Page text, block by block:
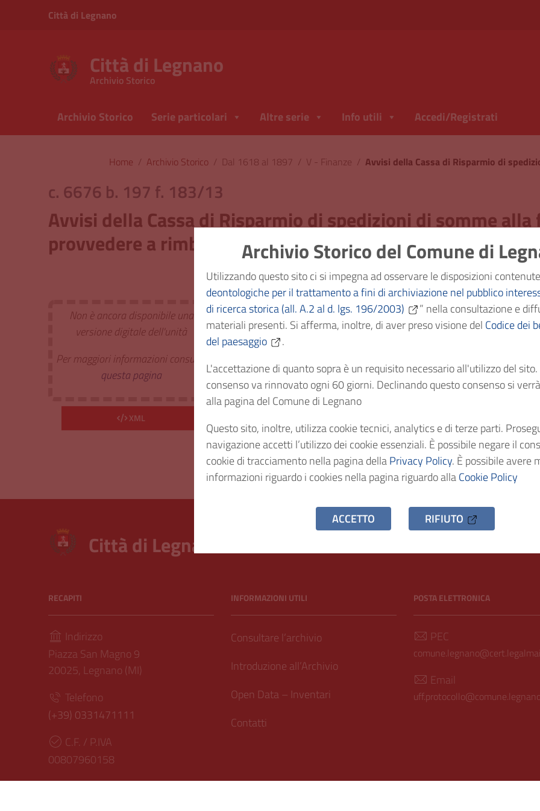
Archivio Storico del Comune di
Utilizzando questo sito ci si impegna ad osservare le disposizioni
deontologiche per il trattamento a fini di archiviazione nel pubblico
di ricerca storica (all. A.2 al d. lgs. 196/2003)
” nella consultazione e
materiali presenti. Si afferma, inoltre, di aver preso visione del Codice dei
del paesaggio
.
L'accettazione di quanto sopra è un requisito necessario all'utilizzo del
consenso va rinnovato ogni 60 giorni. Declinando questo consenso si
alla pagina del Comune di Legnano
Questo sito, inoltre, utilizza cookie tecnici, analytics e di terze parti.
navigazione accetti l’utilizzo dei cookie essenziali. È possibile negare il
cookie di tracciamento nella pagina dellaPrivacy Policy. È possibile avere
informazioni riguardo i cookies nella pagina riguardo allaCookie Policy
ACCETTO RIFIUTO
Vai ai contenuti
Vai al menu di navigazione
Città di Legnano
Città di Legnano
Archivio Storico
Archivio Storico Serie particolari Altre serie Info utili Accedi/Registrati
Home / Archivio Storico / Dal 1618 al 1897 / V - Finanze /
c. 6676 b. 197 f. 183/13
Avvisi della Cassa di Risparmio di spedizioni di somme
provvedere a rimborsi
Non è ancora disponibile una
versione digitale dell'unità
Per maggiori informazioni consulta
questa pagina
XML
Classificazione
Estr. Cronologici
Cod. Identificativo
Consistenza
Diritto d'accesso
Città di Legnano – Archivio Storico
RECAPITI
Indirizzo
Piazza San Magno 9
20025, Legnano (MI)
Telefono
(+39) 0331471111
C.F. / P.IVA
00807960158
INFORMAZIONI UTILI
Consultare l’archivio
Introduzione all’Archivio
Open Data – Inventari
Contatti
POSTA ELETTRONICA
PEC
Email